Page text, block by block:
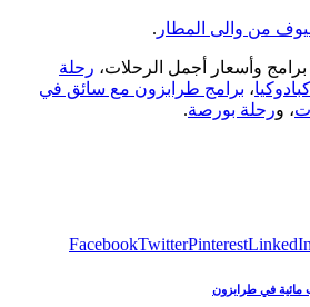
من والى المطار .
وأسعار أجمل الرحلات، رحلة
، برامج طرابزون مع سائق في
، ورحلة بورصة.
FacebookTwitterPinterestLinkedIn
مائية في طرابزون